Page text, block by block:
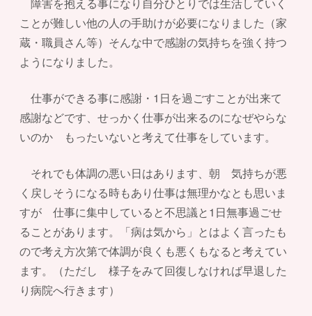
障害を抱える事になり自分ひとりでは生活していく
ことが難しい他の人の手助けが必要になりました（家
蔵・職員さん等）そんな中で感謝の気持ちを強く持つ
ようになりました。
仕事ができる事に感謝・1日を過ごすことが出来て
感謝などです、せっかく仕事が出来るのになぜやらな
いのか もったいないと考えて仕事をしています。
それでも体調の悪い日はあります、朝 気持ちが悪
く戻しそうになる時もあり仕事は無理かなとも思いま
すが 仕事に集中していると不思議と1日無事過ごせ
ることがあります。「病は気から」とはよく言ったも
ので考え方次第で体調が良くも悪くもなると考えてい
ます。（ただし 様子をみて回復しなければ早退した
り病院へ行きます）